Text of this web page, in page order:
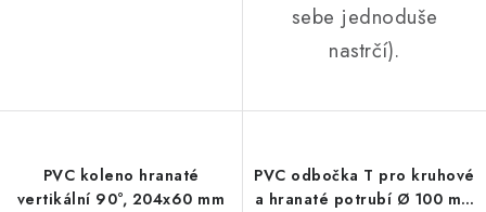
sebe jednoduše
nastrčí).
PVC koleno hranaté
vertikální 90°, 204x60 mm
PVC odbočka T pro kruhové
a hranaté potrubí Ø 100 mm